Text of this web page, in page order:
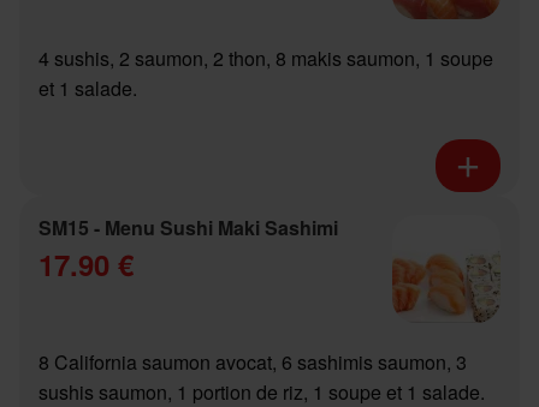
4 sushis, 2 saumon, 2 thon, 8 makis saumon, 1 soupe
et 1 salade.
SM15 - Menu Sushi Maki Sashimi
17.90 €
8 California saumon avocat, 6 sashimis saumon, 3
sushis saumon, 1 portion de riz, 1 soupe et 1 salade.